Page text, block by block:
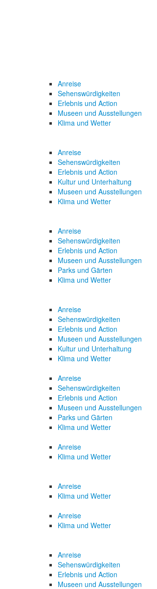
Anreise
Sehenswürdigkeiten
Erlebnis und Action
Museen und Ausstellungen
Klima und Wetter
Anreise
Sehenswürdigkeiten
Erlebnis und Action
Kultur und Unterhaltung
Museen und Ausstellungen
Klima und Wetter
Anreise
Sehenswürdigkeiten
Erlebnis und Action
Museen und Ausstellungen
Parks und Gärten
Klima und Wetter
Anreise
Sehenswürdigkeiten
Erlebnis und Action
Museen und Ausstellungen
Kultur und Unterhaltung
Klima und Wetter
Anreise
Sehenswürdigkeiten
Erlebnis und Action
Museen und Ausstellungen
Parks und Gärten
Klima und Wetter
Anreise
Klima und Wetter
Anreise
Klima und Wetter
Anreise
Klima und Wetter
Anreise
Sehenswürdigkeiten
Erlebnis und Action
Museen und Ausstellungen